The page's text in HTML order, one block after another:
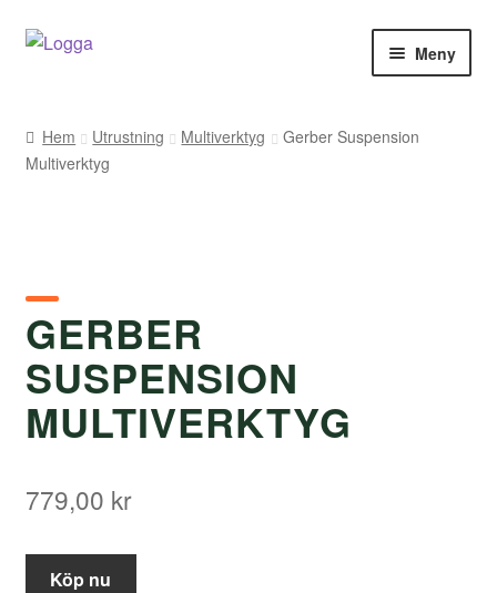
Hoppa
Hoppa
Meny
Kontakt
Varumärken
Väljare
Hem Utrustning Multiverktyg
Gerber Suspension
Multiverktyg
GERBER
SUSPENSION
MULTIVERKTYG
779,00 kr
Köp nu